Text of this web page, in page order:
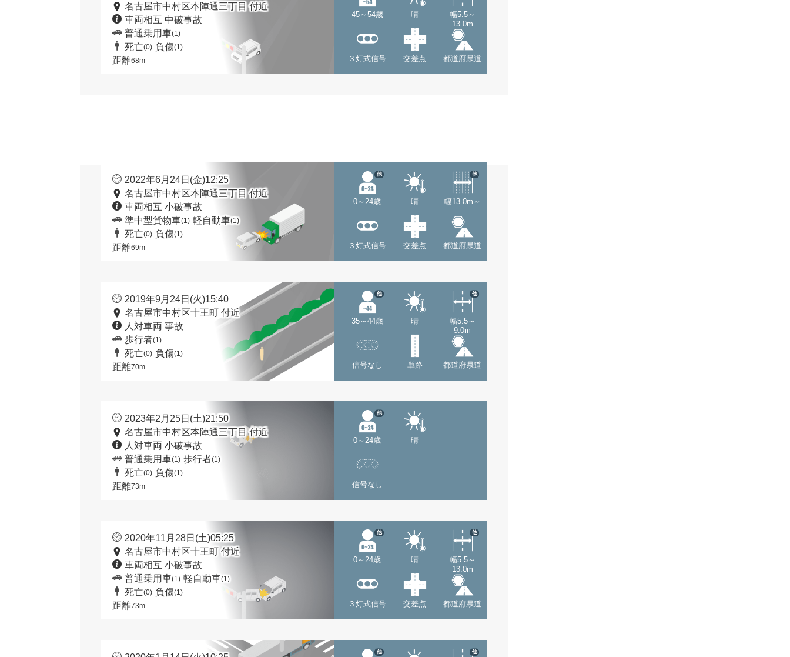
名古屋市中村区本陣通三丁目 付近
車両相互 中破事故
普通乗用車(1)
死亡(0) 負傷(1)
距離68m
45～54歳 晴
幅5.5～
13.0m
３灯式信号 交差点 都道府県道
2022年6月24日(金)12:25
名古屋市中村区本陣通三丁目 付近
車両相互 小破事故
準中型貨物車(1) 軽自動車(1)
死亡(0) 負傷(1)
距離69m
0～24歳
他
晴 幅13.0m～
他
３灯式信号 交差点 都道府県道
2019年9月24日(火)15:40
名古屋市中村区十王町 付近
人対車両 事故
歩行者(1)
死亡(0) 負傷(1)
距離70m
35～44歳
他
晴
幅5.5～
9.0m
他
信号なし 単路 都道府県道
2023年2月25日(土)21:50
名古屋市中村区本陣通三丁目 付近
人対車両 小破事故
普通乗用車(1) 歩行者(1)
死亡(0) 負傷(1)
距離73m
0～24歳
他
晴
信号なし
2020年11月28日(土)05:25
名古屋市中村区十王町 付近
車両相互 小破事故
普通乗用車(1) 軽自動車(1)
死亡(0) 負傷(1)
距離73m
0～24歳
他
晴
幅5.5～
13.0m
他
３灯式信号 交差点 都道府県道
他 他